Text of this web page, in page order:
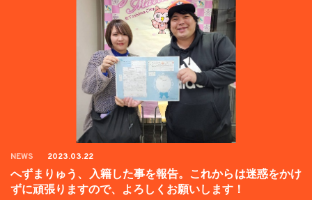
NEWS 2023.03.22
へずまりゅう、入籍した事を報告。これからは迷惑をかけ
ずに頑張りますので、よろしくお願いします！